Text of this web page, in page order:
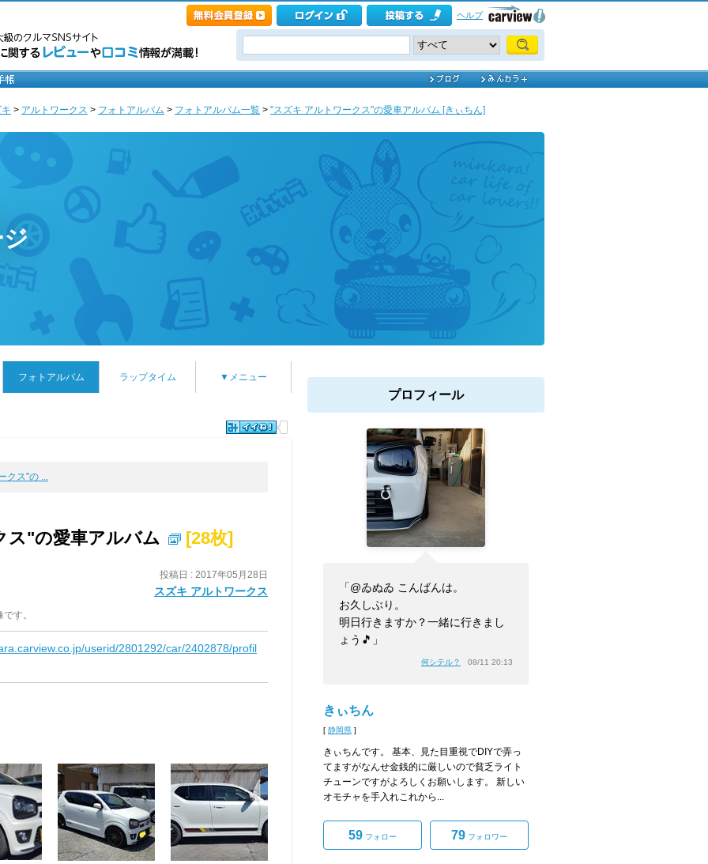
ヘルプ
> アルトワークス > フォトアルバム > フォトアルバム一覧 > "スズキ アルトワークス"の愛車アルバム [きぃちん]
フォトアルバム ラップタイム ▼メニュー
クス"の ...
ス"の愛車アルバム [28枚]
投稿日 : 2017年05月28日
スズキ アルトワークス
す。
userid/2801292/car/2402878/profil
プロフィール
「@ゐぬゐ こんばんは。
お久しぶり。
明日行きますか？一緒に行きまし
ょう🎵」
何シテル？ 08/11 20:13
きぃちん
[ 静岡県 ]
きぃちんです。 基本、見た目重視でDIYで弄っ
てますがなんせ金銭的に厳しいので貧乏ライト
チューンですがよろしくお願いします。 新しい
オモチャを手入れこれから...
59 フォロー 79 フォロワー